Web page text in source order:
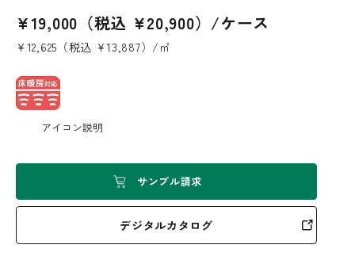
¥19,000（税込 ¥20,900）/ケース
¥12,625（税込 ¥13,887）/㎡
アイコン説明
サンプル請求
デジタルカタログ